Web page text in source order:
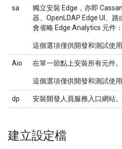
sa
獨立安裝 Edge，亦即
器、OpenLDAP Edge UI、
會省略 Edge Analytics 元件
這個選項僅供開發和測試使
Aio 在單一節點上安裝所有元件。
這個選項僅供開發和測試使
dp 安裝開發人員服務入口網站。
建立設定檔